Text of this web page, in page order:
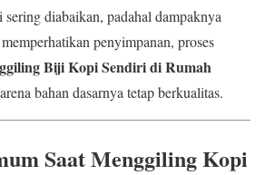
diabaikan, padahal dampaknya
penyimpanan, proses
Biji Kopi Sendiri di Rumah
bahan dasarnya tetap berkualitas.
Saat Menggiling Kopi